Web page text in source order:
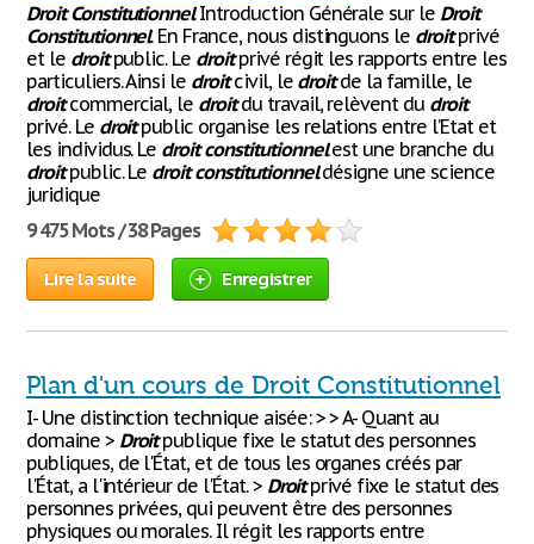
Droit ConstitutionnelIntroduction Générale sur le Droit
Constitutionnel. En France, nous distinguons le droitprivé
et le droitpublic. Le droitprivé régit les rapports entre les
particuliers. Ainsi le droitcivil, le droitde la famille, le
droitcommercial, le droitdu travail, relèvent du droit
privé. Le droitpublic organise les relations entre l’Etat et
les individus. Le droit constitutionnelest une branche du
droitpublic. Le droit constitutionneldésigne une science
juridique
9 475 Mots / 38 Pages
Lire la suite Enregistrer
Plan d'un cours de Droit Constitutionnel
I- Une distinction technique aisée: > > A- Quant au
domaine > Droitpublique fixe le statut des personnes
publiques, de l'État, et de tous les organes créés par
l'État, a l'intérieur de l'État. > Droitprivé fixe le statut des
personnes privées, qui peuvent être des personnes
physiques ou morales. Il régit les rapports entre